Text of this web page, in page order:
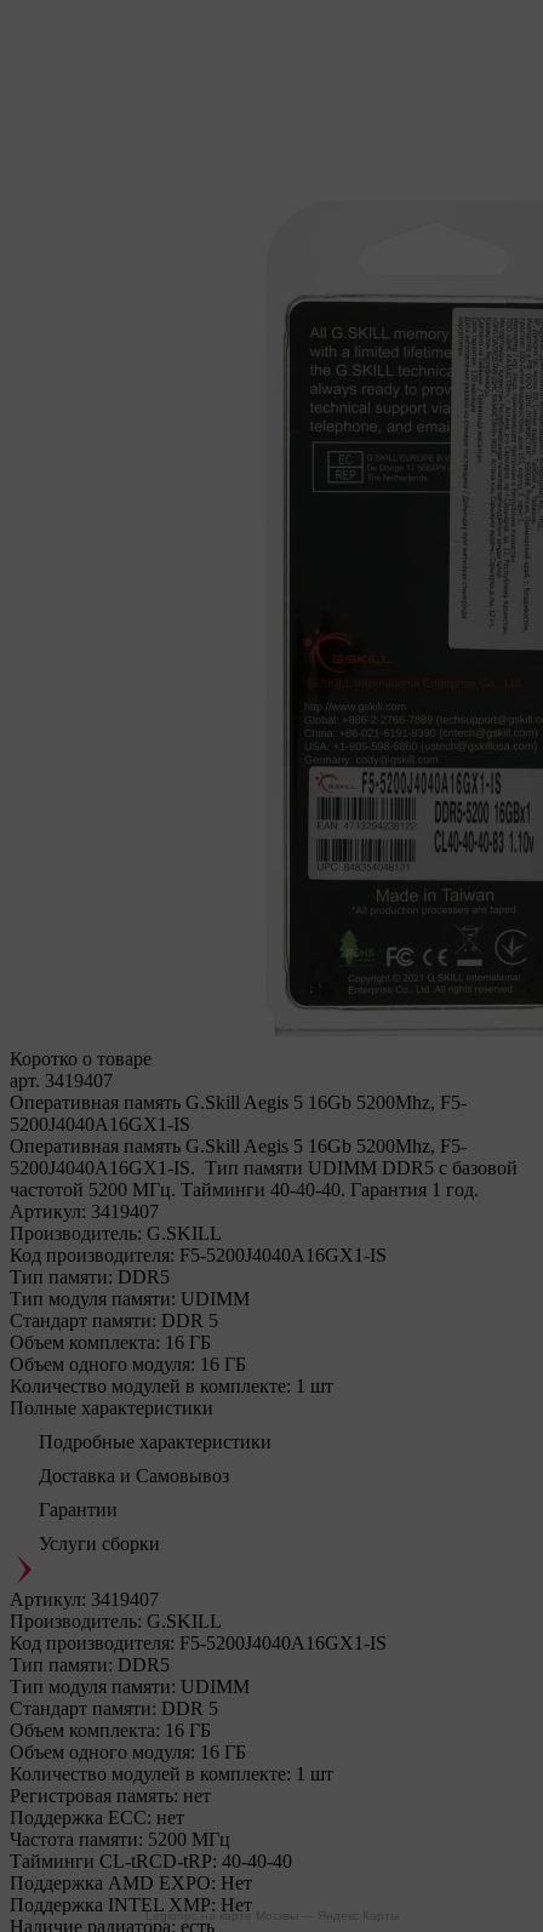
Коротко о товаре
арт. 3419407
Оперативная память G.Skill Aegis 5 16Gb 5200Mhz, F5-
5200J4040A16GX1-IS
Оперативная память G.Skill Aegis 5 16Gb 5200Mhz, F5-
5200J4040A16GX1-IS. Тип памяти UDIMM DDR5 с базовой
частотой 5200 МГц. Тайминги 40-40-40. Гарантия 1 год.
Артикул: 3419407
Производитель: G.SKILL
Код производителя: F5-5200J4040A16GX1-IS
Тип памяти: DDR5
Тип модуля памяти: UDIMM
Стандарт памяти: DDR 5
Объем комплекта: 16 ГБ
Объем одного модуля: 16 ГБ
Количество модулей в комплекте: 1 шт
Полные характеристики
Подробные характеристики
Доставка и Самовывоз
Гарантии
Услуги сборки
Артикул: 3419407
Производитель: G.SKILL
Код производителя: F5-5200J4040A16GX1-IS
Тип памяти: DDR5
Тип модуля памяти: UDIMM
Стандарт памяти: DDR 5
Объем комплекта: 16 ГБ
Объем одного модуля: 16 ГБ
Количество модулей в комплекте: 1 шт
Регистровая память: нет
Поддержка ECC: нет
Частота памяти: 5200 МГц
Тайминги CL-tRCD-tRP: 40-40-40
Поддержка AMD EXPO: Нет
Поддержка INTEL XMP: Нет
Наличие радиатора: есть
Legionpc на карте Москвы — Яндекс Карты